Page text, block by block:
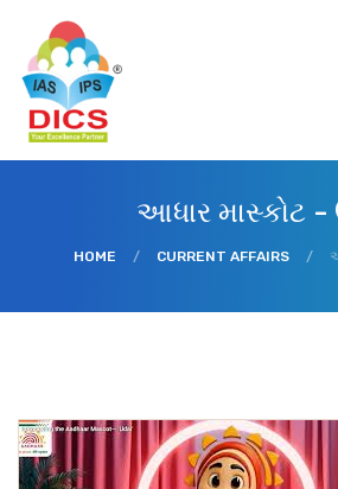
આધાર માસ્કોટ
HOME / CURRENT AFFAIRS /